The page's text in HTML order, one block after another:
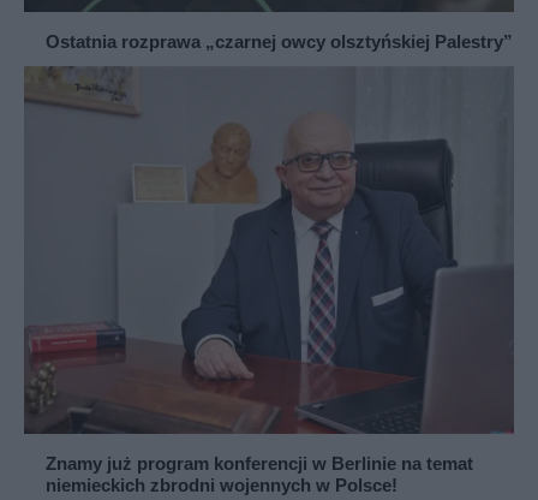
Ostatnia rozprawa „czarnej owcy olsztyńskiej Palestry”
Znamy już program konferencji w Berlinie na temat
niemieckich zbrodni wojennych w Polsce!